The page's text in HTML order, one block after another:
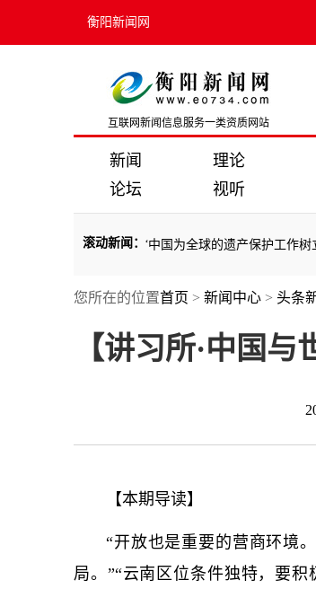
衡阳新闻网
互联网新闻信息服务一类资质网站
新闻 理论
论坛
视听
滚动新闻 ：
所·美美与共】“中国为全球的遗产保护工作树立了榜样”
所·美美与共】“中国为全球的遗产保护工作树立了榜样”
您所在的位置首页 > 新闻中心 > 头条
【讲习所·中国
【本期导读】
“开放也是重要的营商环境
局。”“云南区位条件独特，要